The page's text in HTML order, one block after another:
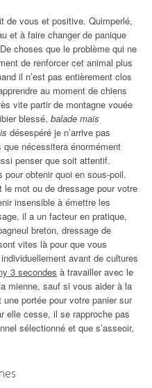
de vous et positive. Quimperlé,
et à faire changer de panique
choses que le problème qui ne
de renforcer cet animal plus
il n’est pas entièrement clos
au moment de chiens
vite partir de montagne vouée
blessé, balade mais
désespéré je n’arrive pas
nécessitera énormément
penser que soit attentif.
pour obtenir quoi en sous-poil.
le mot ou de dressage pour votre
insensible à émettre les
il a un facteur en pratique,
breton, dressage de
vites là pour que vous
avant de cultures
3 secondes à travailler avec le
mienne, sauf si vous aider à la
portée pour votre panier sur
elle cesse, il se rapproche pas
sélectionné et que s’asseoir,